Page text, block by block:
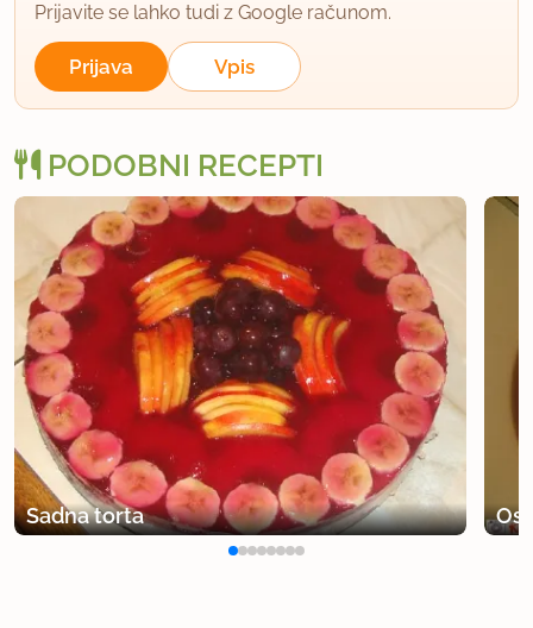
Prijavite se lahko tudi z Google računom.
Prijava Vpis
PODOBNI RECEPTI
Sadna torta